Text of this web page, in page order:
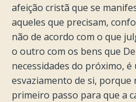
afeição cristã que se
aqueles que precisam,
não de acordo com o que
o outro com os bens que
necessidades do próximo, é
esvaziamento de si, porque
primeiro passo para que a